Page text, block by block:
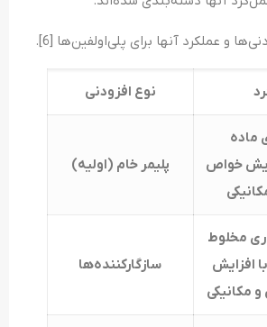
نوع افزودنی
ماده
خواص
پلیمر خام (اولیه)
مخلوط
افزایش
مکانیکی
سازگارکننده‌‌ها